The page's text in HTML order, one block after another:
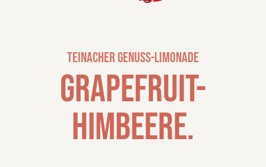
Teinacher Genuss-Limonade
Grapefruit-
Himbeere.